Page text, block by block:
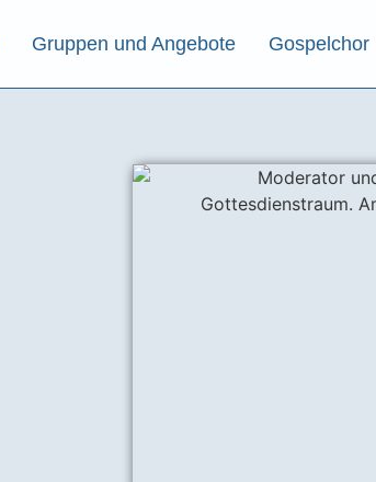
Gruppen und Angebote Gospelchor